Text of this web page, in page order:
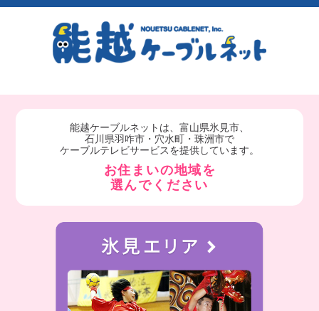
能越ケーブルネットは、富山県氷見市、
石川県羽咋市・穴水町・珠洲市で
ケーブルテレビサービスを提供しています。
お住まいの地域を
選んでください